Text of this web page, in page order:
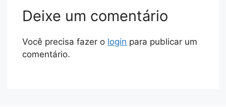
Deixe um comentário
Você precisa fazer o login para publicar um
comentário.